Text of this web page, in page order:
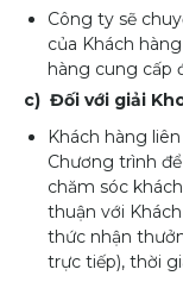
Công ty sẽ
của Khách
hàng cung cấp
c) Đối với giải
Khách hàng
Chương trình
chăm sóc
thuận với
thức nhận
trực tiếp), thời